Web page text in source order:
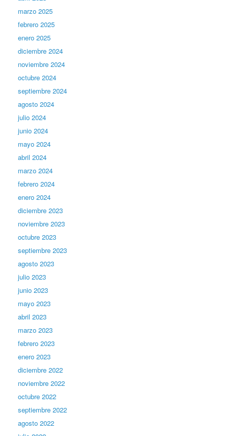
marzo 2025
febrero 2025
enero 2025
diciembre 2024
noviembre 2024
octubre 2024
septiembre 2024
agosto 2024
julio 2024
junio 2024
mayo 2024
abril 2024
marzo 2024
febrero 2024
enero 2024
diciembre 2023
noviembre 2023
octubre 2023
septiembre 2023
agosto 2023
julio 2023
junio 2023
mayo 2023
abril 2023
marzo 2023
febrero 2023
enero 2023
diciembre 2022
noviembre 2022
octubre 2022
septiembre 2022
agosto 2022